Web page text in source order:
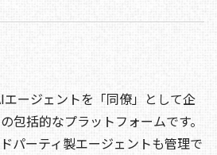
ージェントを「同僚」として企
包括的なプラットフォームです。
パーティ製エージェントも管理で